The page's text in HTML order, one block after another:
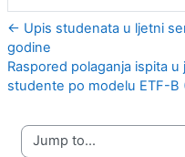
← Upis studenata u ljetni
godine
Raspored polaganja ispita
studente po modelu ETF-B
Jump to...